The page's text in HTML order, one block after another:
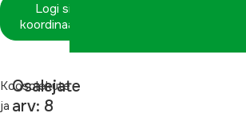
Logi sisse
koordinaatorina
Koosolekute
ja
Osalejate
arv: 8